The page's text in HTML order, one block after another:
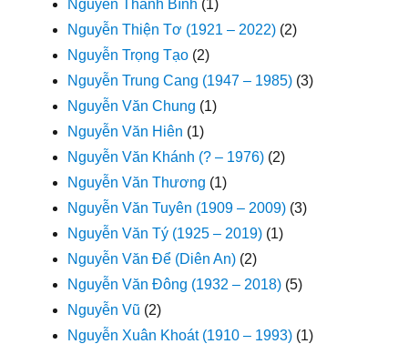
Nguyễn Thanh Bình (1)
Nguyễn Thiện Tơ (1921 – 2022) (2)
Nguyễn Trọng Tạo (2)
Nguyễn Trung Cang (1947 – 1985) (3)
Nguyễn Văn Chung (1)
Nguyễn Văn Hiên (1)
Nguyễn Văn Khánh (? – 1976) (2)
Nguyễn Văn Thương (1)
Nguyễn Văn Tuyên (1909 – 2009) (3)
Nguyễn Văn Tý (1925 – 2019) (1)
Nguyễn Văn Để (Diên An) (2)
Nguyễn Văn Đông (1932 – 2018) (5)
Nguyễn Vũ (2)
Nguyễn Xuân Khoát (1910 – 1993) (1)